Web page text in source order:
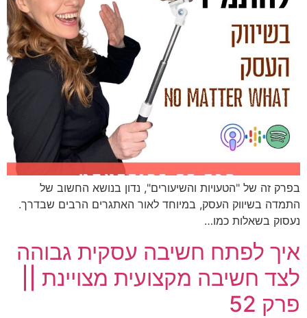
בפרק זה של "הטעויות והשיעורים", נדון בנושא החשוב של
התמדה בשיווק העסק, במיוחד לאור האתגרים הרבים שבדרך.
נעסוק בשאלות כמו…
איך לפתח חשיבה עסקית גבוהה
לצד חשיבה מקצועית מצויינת ||
פרק 52